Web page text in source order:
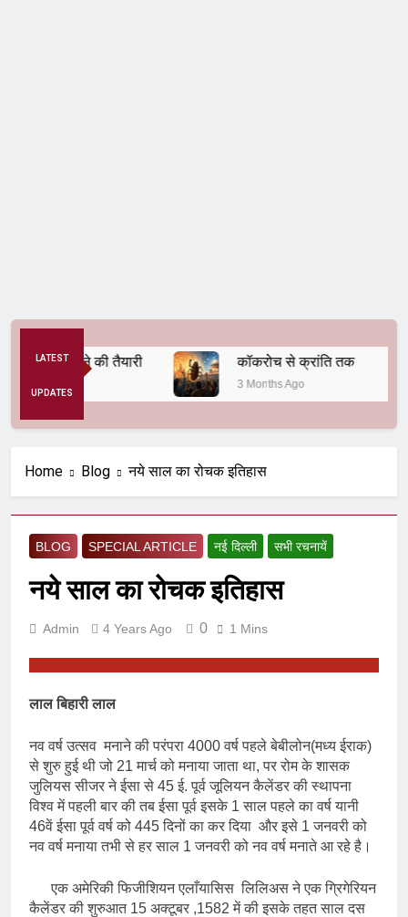
LATEST
UPDATES
बदलने की तैयारी कॉकरोच से क्रांति तक
3 Months Ago
Home Blog नये साल का रोचक इतिहास
BLOG SPECIAL ARTICLE नई दिल्ली सभी रचनायें
नये साल का रोचक इतिहास
Admin 4 Years Ago 0 1 Mins
लाल बिहारी लाल
नव वर्ष उत्सव मनाने की परंपरा 4000 वर्ष पहले बेबीलोन(मध्य ईराक)
से शुरु हुई थी जो 21 मार्च को मनाया जाता था, पर रोम के शासक
जुलियस सीजर ने ईसा से 45 ई. पूर्व जूलियन कैलेंडर की स्थापना
विश्व में पहली बार की तब ईसा पूर्व इसके 1 साल पहले का वर्ष यानी
46वें ईसा पूर्व वर्ष को 445 दिनों का कर दिया और इसे 1 जनवरी को
नव वर्ष मनाया तभी से हर साल 1 जनवरी को नव वर्ष मनाते आ रहे है।
एक अमेरिकी फिजीशियन एलाँयासिस लिलिअस ने एक ग्रिगेरियन
कैलेंडर की शुरुआत 15 अक्टूबर ,1582 में की इसके तहत साल दस